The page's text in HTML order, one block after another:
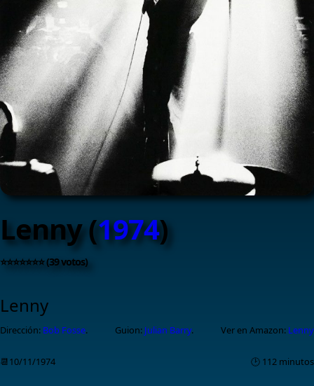
Lenny (1974)
⭐⭐⭐⭐⭐⭐⭐ (39 votos)
Lenny
Dirección: Bob Fosse. Guion: Julian Barry. Ver en Amazon: Lenny
📆10/11/1974 🕑 112 minutos